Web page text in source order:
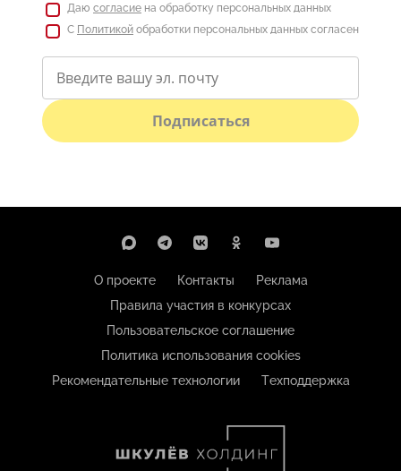
Даю согласие на обработку персональных данных
С Политикой обработки персональных данных согласен
Подписаться
О проекте Контакты
Реклама
Правила участия в конкурсах
Пользовательское соглашение
Политика использования cookies
Рекомендательные технологии
Техподдержка